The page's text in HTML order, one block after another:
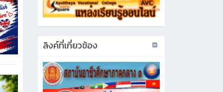
ลิงค์ที่เกี่ยวข้อง